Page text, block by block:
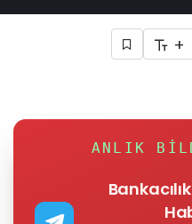
+
ANLIK